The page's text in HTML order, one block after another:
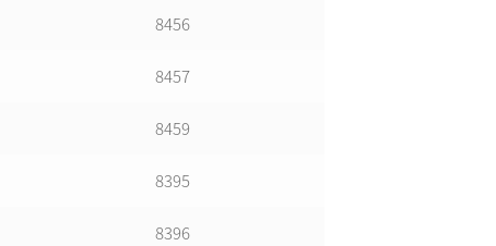
8456
8457
8459
8395
8396